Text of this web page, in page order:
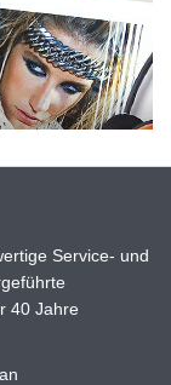
Service- und
40 Jahre